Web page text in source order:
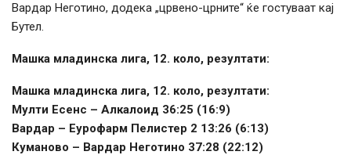
Вардар Неготино, додека „црвено-црните“ ќе гостуваат кај
Бутел.
Машка младинска лига, 12. коло, резултати:
Машка младинска лига, 12. коло, резултати:
Мулти Есенс – Алкалоид 36:25 (16:9)
Вардар – Еурофарм Пелистер 2 13:26 (6:13)
Куманово – Вардар Неготино 37:28 (22:12)